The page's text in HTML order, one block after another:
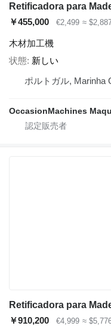
Retificadora para
￥455,000
€2,499 ≈
木材加工機
状態 新しい
ポルトガル, Marinha
OccasionMachines
Retificadora para
￥910,200
€4,999 ≈